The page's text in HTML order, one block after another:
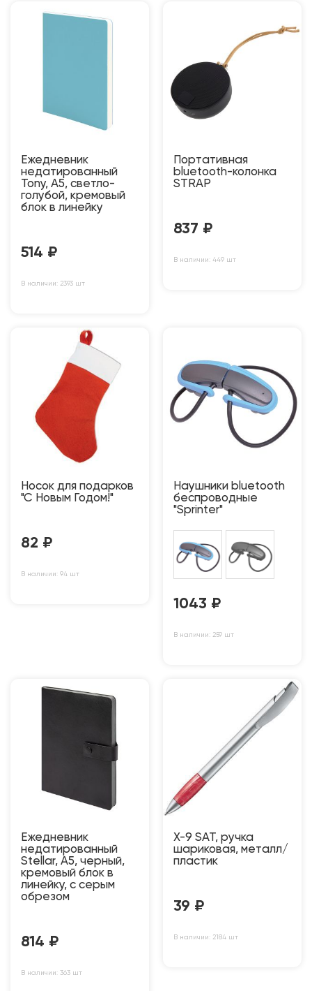
Ежедневник
недатированный
Tony, А5, светло-
голубой, кремовый
блок в линейку
514 ₽
В наличии: 2393 шт
Портативная
bluetooth-колонка
STRAP
837 ₽
В наличии: 449 шт
Носок для подарков
"С Новым Годом!"
82 ₽
В наличии: 94 шт
Наушники bluetooth
беспроводные
"Sprinter"
1043 ₽
В наличии: 259 шт
Ежедневник
недатированный
Stellar, А5, черный,
кремовый блок в
линейку, с серым
обрезом
814 ₽
В наличии: 363 шт
X-9 SAT, ручка
шариковая, металл/
пластик
39 ₽
В наличии: 2184 шт